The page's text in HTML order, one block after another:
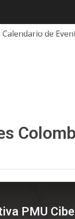
Calendario de
PMU